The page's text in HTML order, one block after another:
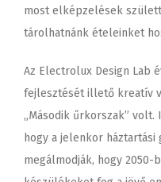
most elképzelések
tárolhatnánk ételeinket
Az Electrolux Design Lab
fejlesztését illető kreatív
„Második űrkorszak”
hogy a jelenkor
megálmodják, hogy 2050-